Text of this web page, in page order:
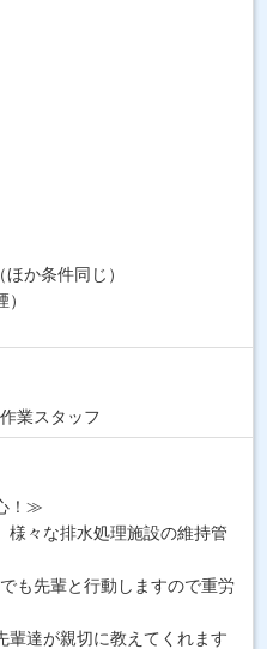
か条件同じ）
業スタッフ
！≫
様々な排水処理施設の維持管
も先輩と行動しますので重労
輩達が親切に教えてくれます